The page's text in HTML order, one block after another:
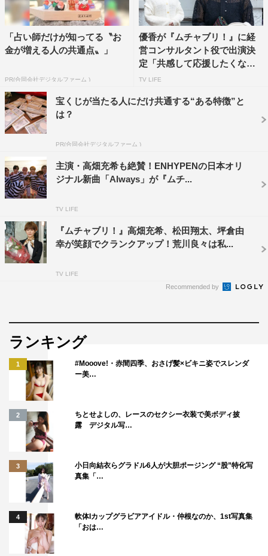
毎週水曜 後10・00～11・00
©日本テレビ
この記事の写真
ムチャブリ！ 高畑充希
「占い師だけが知ってる〝お
金が増える人の共通点〟」
PR(合同会社デジタルファーム )
優香が『ムチャブリ！』に経
営コンサルタント役で出演決
定「共感して応援したくなる
ド...
TV LIFE
宝くじが当たる人にだけ共通する“ある特徴”と
は？
PR(合同会社デジタルファーム )
主演・高畑充希も絶賛！ENHYPENの日本オリ
ジナル新曲「Always」が『ムチ...
TV LIFE
『ムチャブリ！』高畑充希、松田翔太、坪倉由
幸が笑顔でクランクアップ！荒川良々は私...
TV LIFE
Recommended by
ランキング
1
#Mooove!・赤間四季、おさげ髪×ビキニ姿でスレンダ
ー美…
2
ちとせよしの、レースのセクシー衣装で美ボディ披
露 デジタル写…
3
小日向結衣らグラドル6人が大胆ポージング “股”特化写
真集「…
4
軟体Iカップグラビアアイドル・仲根なのか、1st写真集
「おは…